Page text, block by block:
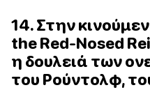
14. Στην
the Red-Nosed
η δουλειά των
του Ρούντολφ,